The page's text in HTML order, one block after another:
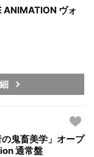
ANIMATION ヴォ
鬼畜美学」オープ
通常盤